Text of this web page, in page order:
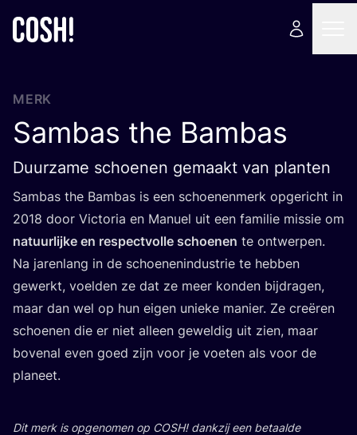
MERK
Sambas the Bambas
Duurzame schoenen gemaakt van planten
Sam­bas the Bam­bas is een schoe­nen­merk opge­richt in
2018 door Vic­to­ria en Manu­el uit een fami­lie mis­sie om
natuur­lij­ke en res­pect­vol­le schoe­nen te ont­wer­pen.
Na jaren­lang in de schoe­nen­in­du­strie te heb­ben
gewerkt, voel­den ze dat ze meer kon­den bij­dra­gen,
maar dan wel op hun eigen unie­ke manier. Ze cre­ë­ren
schoe­nen die er niet alleen gewel­dig uit zien, maar
boven­al even goed zijn voor je voe­ten als voor de
planeet.
Dit merk is opge­no­men op COSH! dank­zij een betaal­de